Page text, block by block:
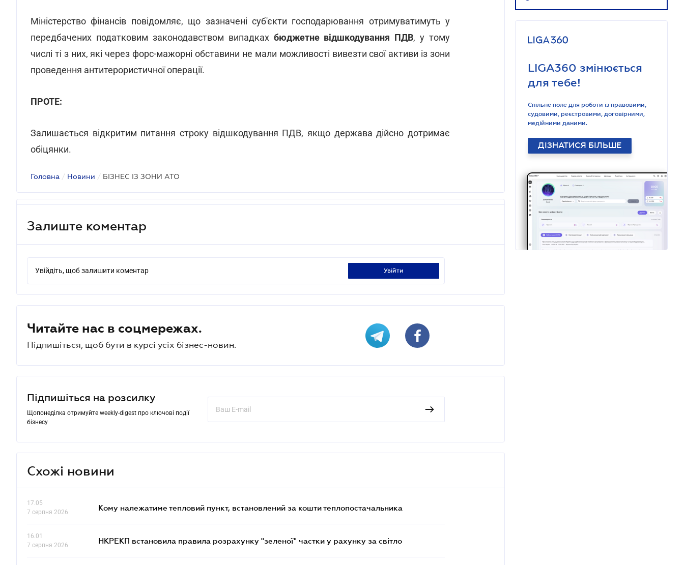
Міністерство фінансів повідомляє, що зазначені суб'єкти господарювання отримуватимуть у
передбачених податковим законодавством випадках бюджетне відшкодування ПДВ, у тому
числі ті з них, які через форс-мажорні обставини не мали можливості вивезти свої активи із зони
проведення антитерористичної операції.
ПРОТЕ:
Залишається відкритим питання строку відшкодування ПДВ, якщо держава дійсно дотримає
обіцянки.
Головна / Новини / БІЗНЕС ІЗ ЗОНИ АТО
Залиште коментар
Увійдіть, щоб залишити коментар увійти
Читайте нас в соцмережах.
Підпишіться, щоб бути в курсі усіх бізнес-новин.
Підпишіться на розсилку
Щопонеділка отримуйте weekly-digest про ключові події
бізнесу
Схожі новини
17.05
7 серпня 2026
Кому належатиме тепловий пункт, встановлений за кошти теплопостачальника
16.01
7 серпня 2026
НКРЕКП встановила правила розрахунку "зеленої" частки у рахунку за світло
LIGA360 змінюється
для тебе!
Спільне поле для роботи із правовими,
судовими, реєстровими, договірними,
медійними даними.
ДІЗНАТИСЯ БІЛЬШЕ